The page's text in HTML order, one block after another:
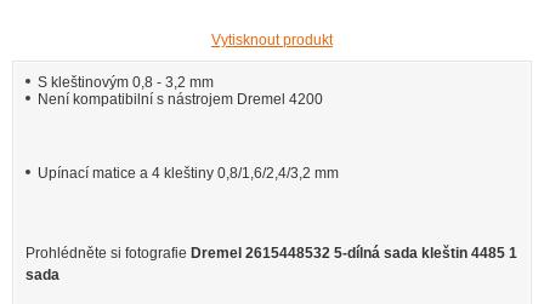
Vytisknout produkt
S kleštinovým 0,8 - 3,2 mm
Není kompatibilní s nástrojem Dremel 4200
Upínací matice a 4 kleštiny 0,8/1,6/2,4/3,2 mm
Prohlédněte si fotografie Dremel 2615448532 5-dílná sada kleštin 4485 1
sada